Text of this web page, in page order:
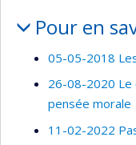
Pour en
05-05-2018
26-08-2020 Le
pensée morale
11-02-2022